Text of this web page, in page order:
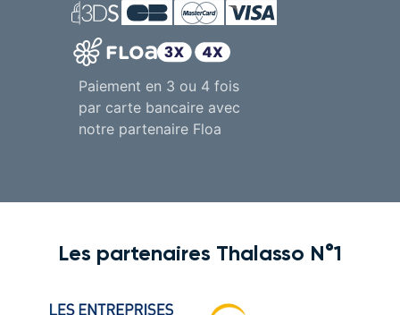
Paiement en 3 ou 4 fois
par carte bancaire avec
notre partenaire Floa
Les partenaires Thalasso N°1